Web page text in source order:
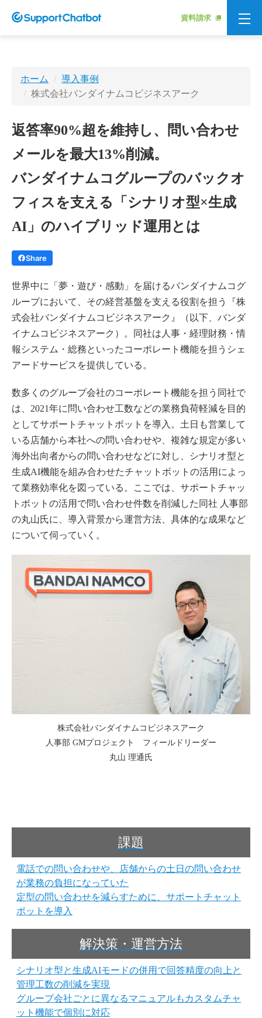
資料請求
ホーム
導入事例
株式会社バンダイナムコビジネスアーク
返答率90%超を維持し、問い合わせ
メールを最大13%削減。
バンダイナムコグループのバックオ
フィスを支える「シナリオ型×生成
AI」のハイブリッド運用とは
Share
世界中に「夢・遊び・感動」を届けるバンダイナムコグ
ループにおいて、その経営基盤を支える役割を担う『株
式会社バンダイナムコビジネスアーク』（以下、バンダ
イナムコビジネスアーク）。同社は人事・経理財務・情
報システム・総務といったコーポレート機能を担うシェ
アードサービスを提供している。
数多くのグループ会社のコーポレート機能を担う同社で
は、2021年に問い合わせ工数などの業務負荷軽減を目的
としてサポートチャットボットを導入。土日も営業して
いる店舗から本社への問い合わせや、複雑な規定が多い
海外出向者からの問い合わせなどに対し、シナリオ型と
生成AI機能を組み合わせたチャットボットの活用によっ
て業務効率化を図っている。ここでは、サポートチャッ
トボットの活用で問い合わせ件数を削減した同社 人事部
の丸山氏に、導入背景から運営方法、具体的な成果など
について伺っていく。
株式会社バンダイナムコビジネスアーク
人事部 GMプロジェクト フィールドリーダー
丸山 理通氏
課題
電話での問い合わせや、店舗からの土日の問い合わせ
が業務の負担になっていた
定型の問い合わせを減らすために、サポートチャット
ボットを導入
解決策・運営方法
シナリオ型と生成AIモードの併用で回答精度の向上と
管理工数の削減を実現
グループ会社ごとに異なるマニュアルもカスタムチャ
ット機能で個別に対応